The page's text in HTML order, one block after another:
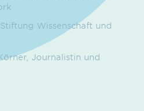
Wissenschaft und
Journalistin und